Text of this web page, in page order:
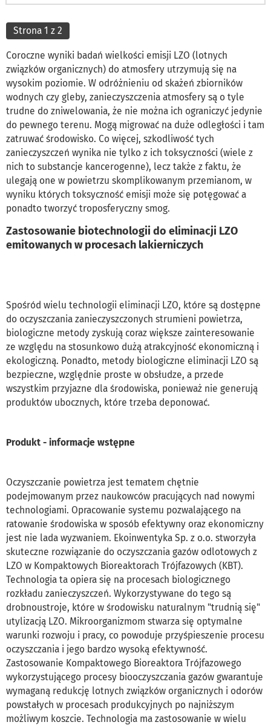
Strona 1 z 2
Coroczne wyniki badań wielkości emisji LZO (lotnych
związków organicznych) do atmosfery utrzymują się na
wysokim poziomie. W odróżnieniu od skażeń zbiorników
wodnych czy gleby, zanieczyszczenia atmosfery są o tyle
trudne do zniwelowania, że nie można ich ograniczyć jedynie
do pewnego terenu. Mogą migrować na duże odległości i tam
zatruwać środowisko. Co więcej, szkodliwość tych
zanieczyszczeń wynika nie tylko z ich toksyczności (wiele z
nich to substancje kancerogenne), lecz także z faktu, że
ulegają one w powietrzu skomplikowanym przemianom, w
wyniku których toksyczność emisji może się potęgować a
ponadto tworzyć troposferyczny smog.
Zastosowanie biotechnologii do eliminacji LZO
emitowanych w procesach lakierniczych
Spośród wielu technologii eliminacji LZO, które są dostępne
do oczyszczania zanieczyszczonych strumieni powietrza,
biologiczne metody zyskują coraz większe zainteresowanie
ze względu na stosunkowo dużą atrakcyjność ekonomiczną i
ekologiczną. Ponadto, metody biologiczne eliminacji LZO są
bezpieczne, względnie proste w obsłudze, a przede
wszystkim przyjazne dla środowiska, ponieważ nie generują
produktów ubocznych, które trzeba deponować.
Produkt - informacje wstępne
Oczyszczanie powietrza jest tematem chętnie
podejmowanym przez naukowców pracujących nad nowymi
technologiami. Opracowanie systemu pozwalającego na
ratowanie środowiska w sposób efektywny oraz ekonomiczny
jest nie lada wyzwaniem. Ekoinwentyka Sp. z o.o. stworzyła
skuteczne rozwiązanie do oczyszczania gazów odlotowych z
LZO w Kompaktowych Bioreaktorach Trójfazowych (KBT).
Technologia ta opiera się na procesach biologicznego
rozkładu zanieczyszczeń. Wykorzystywane do tego są
drobnoustroje, które w środowisku naturalnym "trudnią się"
utylizacją LZO. Mikroorganizmom stwarza się optymalne
warunki rozwoju i pracy, co powoduje przyśpieszenie procesu
oczyszczania i jego bardzo wysoką efektywność.
Zastosowanie Kompaktowego Bioreaktora Trójfazowego
wykorzystującego procesy biooczyszczania gazów gwarantuje
wymaganą redukcję lotnych związków organicznych i odorów
powstałych w procesach produkcyjnych po najniższym
możliwym koszcie. Technologia ma zastosowanie w wielu